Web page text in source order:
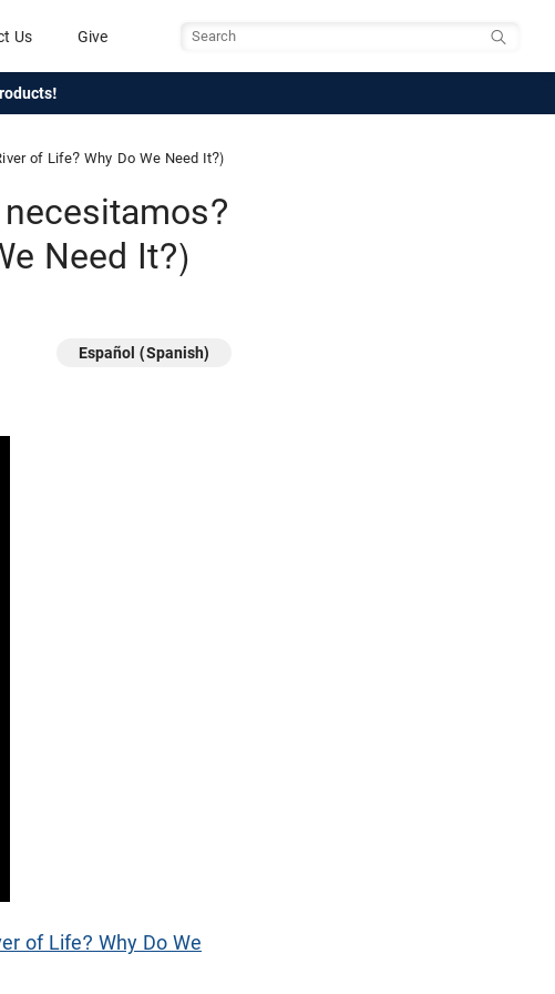
Us Give
of Life? Why Do We Need It?)
Need It?)
Español (Spanish)
of Life? Why Do We